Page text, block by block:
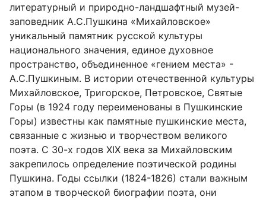
литературный и природно-ландшафтный музей-
заповедник А.С.Пушкина «Михайловское»
уникальный памятник русской культуры
национального значения, единое духовное
пространство, объединенное «гением места» -
А.С.Пушкиным. В истории отечественной культуры
Михайловское, Тригорское, Петровское, Святые
Горы (в 1924 году переименованы в Пушкинские
Горы) известны как памятные пушкинские места,
связанные с жизнью и творчеством великого
поэта. С 30-х годов XIX века за Михайловским
закрепилось определение поэтической родины
Пушкина. Годы ссылки (1824-1826) стали важным
этапом в творческой биографии поэта, они